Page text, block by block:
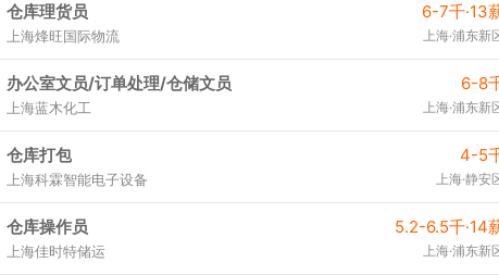
仓库理货员 6-7千·13
上海烽旺国际物流 上海·浦东新
办公室文员/订单处理/仓储文员 6-8
上海蓝木化工 上海·浦东新
仓库打包 4-5
上海科霖智能电子设备 上海·静安
仓库操作员 5.2-6.5千·14
上海佳时特储运 上海·浦东新